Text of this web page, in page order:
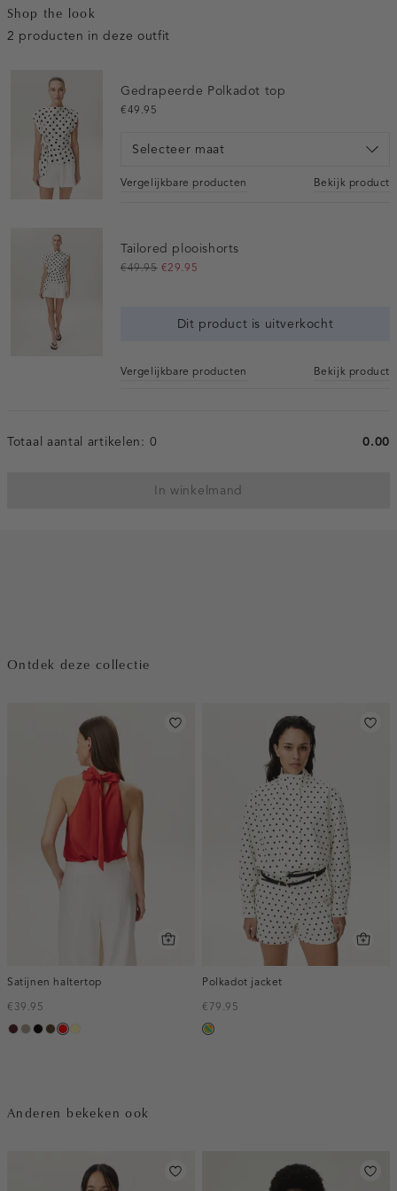
Shop the look
2 producten in deze outfit
Gedrapeerde Polkadot top
€49.95
Selecteer maat
Vergelijkbare producten Bekijk product
Tailored plooishorts
€49.95 €29.95
Dit product is uitverkocht
Vergelijkbare producten Bekijk product
Totaal aantal artikelen: 0 0.00
In winkelmand
Ontdek deze collectie
Satijnen haltertop
€39.95
pruim,
taupe,
zwart
toffee
roodlichtgeel
Polkadot jacket
€79.95
meerkleurig
Anderen bekeken ook